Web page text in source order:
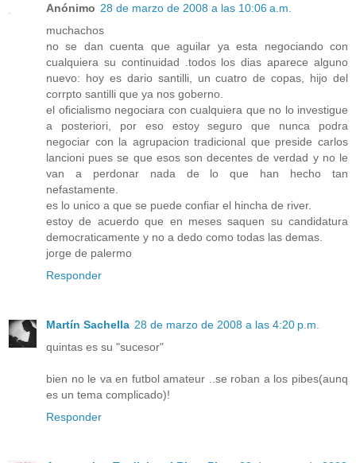
Anónimo 28 de marzo de 2008 a las 10:06 a.m.
muchachos
no se dan cuenta que aguilar ya esta negociando con
cualquiera su continuidad .todos los dias aparece alguno
nuevo: hoy es dario santilli, un cuatro de copas, hijo del
corrpto santilli que ya nos goberno.
el oficialismo negociara con cualquiera que no lo investigue
a posteriori, por eso estoy seguro que nunca podra
negociar con la agrupacion tradicional que preside carlos
lancioni pues se que esos son decentes de verdad y no le
van a perdonar nada de lo que han hecho tan
nefastamente.
es lo unico a que se puede confiar el hincha de river.
estoy de acuerdo que en meses saquen su candidatura
democraticamente y no a dedo como todas las demas.
jorge de palermo
Responder
Martín Sachella 28 de marzo de 2008 a las 4:20 p.m.
quintas es su "sucesor"
bien no le va en futbol amateur ..se roban a los pibes(aunq
es un tema complicado)!
Responder